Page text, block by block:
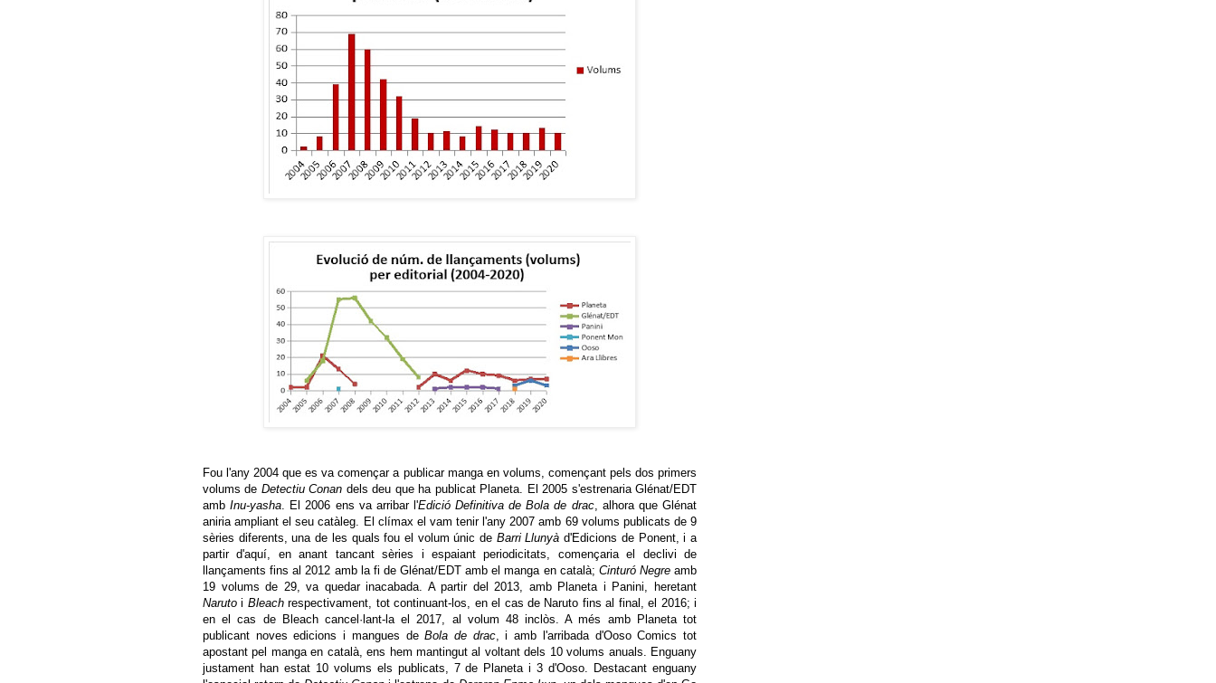
Fou l'any 2004 que es va començar a publicar manga en volums, començant pels dos primers
volums de Detectiu Conan dels deu que ha publicat Planeta. El 2005 s'estrenaria Glénat/EDT
ambInu-yasha. El 2006 ens va arribar l'Edició Definitiva de Bola de drac, alhora que Glénat
aniria ampliant el seu catàleg. El clímax el vam tenir l'any 2007 amb 69 volums publicats de 9
sèries diferents, una de les quals fou el volum únic de Barri Llunyà d'Edicions de Ponent, i a
partir d'aquí, en anant tancant sèries i espaiant periodicitats, començaria el declivi de
llançaments fins al 2012 amb la fi de Glénat/EDT amb el manga en català; Cinturó Negreamb
19 volums de 29, va quedar inacabada. A partir del 2013, amb Planeta i Panini, heretant
Naruto i Bleachrespectivament, tot continuant-los, en el cas de Naruto fins al final, el 2016; i
en el cas de Bleach cancel·lant-la el 2017, al volum 48 inclòs. A més amb Planeta tot
publicant noves edicions i mangues deBola de drac, i amb l'arribada d'Ooso Comics tot
apostant pel manga en català, ens hem mantingut al voltant dels 10 volums anuals. Enguany
justament han estat 10 volums els publicats, 7 de Planeta i 3 d'Ooso. Destacant enguany